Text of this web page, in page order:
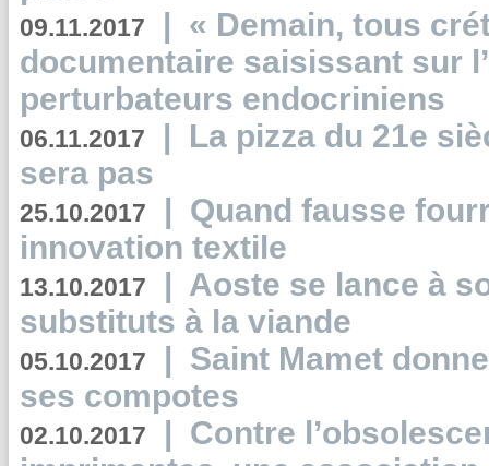
09.11.2017 | « Demain, tous
documentaire saisissant sur
perturbateurs endocriniens
06.11.2017 | La pizza du 21e
sera pas
25.10.2017 | Quand fausse
innovation textile
13.10.2017 | Aoste se lance à
substituts à la viande
05.10.2017 | Saint Mamet
ses compotes
02.10.2017 | Contre